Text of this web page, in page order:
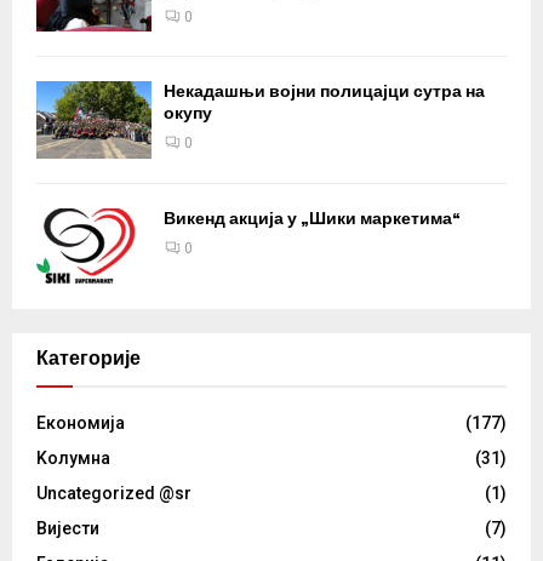
0
Некадашњи војни полицајци сутра на
окупу
0
Викенд акција у „Шики маркетима“
0
Категорије
Eкономија
(177)
Kолумнa
(31)
Uncategorized @sr
(1)
Вијести
(7)